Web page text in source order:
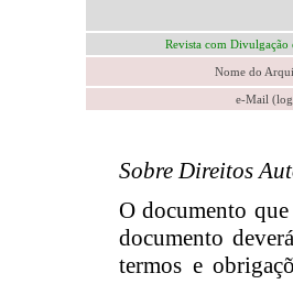
Revista com Divulgação
Nome do
e-Mail
Sobre Direitos
O documento
documento
termos e